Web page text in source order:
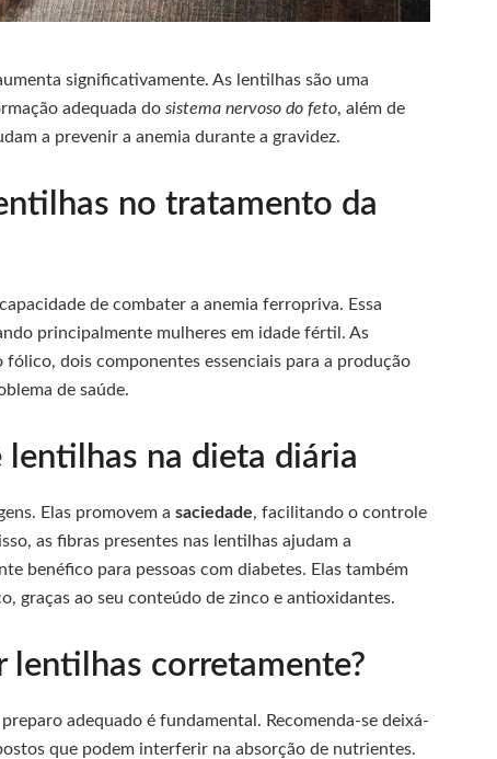
significativamente. As lentilhas são uma
adequada do sistema nervoso do feto, além de
a prevenir a anemia durante a gravidez.
no tratamento da
de combater a anemia ferropriva. Essa
principalmente mulheres em idade fértil. As
dois componentes essenciais para a produção
de saúde.
lentilhas na dieta diária
Elas promovem a saciedade, facilitando o controle
as fibras presentes nas lentilhas ajudam a
benéfico para pessoas com diabetes. Elas também
graças ao seu conteúdo de zinco e antioxidantes.
lentilhas corretamente?
adequado é fundamental. Recomenda-se deixá-
que podem interferir na absorção de nutrientes.